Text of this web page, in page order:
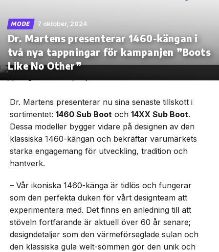
Skip
the
MODE 7 oktober, 2024
Dr. Martens presenterar 1460-kängan i
två nya tappningar för kampanjen ”Boots
Like No Other”
Dr. Martens presenterar nu sina senaste tillskott i
sortimentet: 1460 Sub Boot och 14XX Sub Boot.
Dessa modeller bygger vidare på designen av den
klassiska 1460-kängan och bekräftar varumärkets
starka engagemang för utveckling, tradition och
hantverk.
– Vår ikoniska 1460-känga är tidlös och fungerar
som den perfekta duken för vårt designteam att
experimentera med. Det finns en anledning till att
stöveln fortfarande är aktuell över 60 år senare;
designdetaljer som den värmeförseglade sulan och
den klassiska gula welt-sömmen gör den unik och